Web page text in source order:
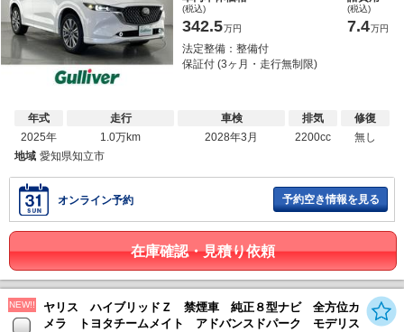
(税込)
342.5万円
(税込)
7.4万円
法定整備：整備付
保証付 (3ヶ月・走行無制限)
年式
2025年
走行
1.0万km
車検
2028年3月
排気
2200cc
修復
無し
地域 愛知県知立市
オンライン予約 予約空き情報を見る
在庫確認・見積り依頼
NEW!!
ヤリス ハイブリッドＺ 禁煙車 純正８型ナビ 全方位カ
メラ トヨタチームメイト アドバンスドパーク モデリス